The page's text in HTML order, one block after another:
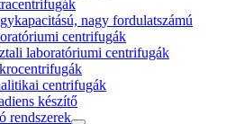
nagy fordulatszámú
centrifugák
laboratóriumi centrifugák
centrifugák
készítő
rendszerek